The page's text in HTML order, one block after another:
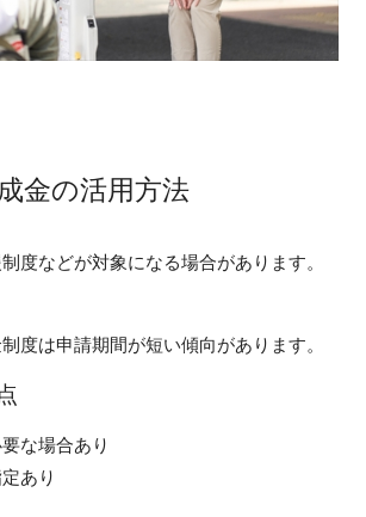
金の活用方法
度などが対象になる場合があります。
度は申請期間が短い傾向があります。
な場合あり
あり